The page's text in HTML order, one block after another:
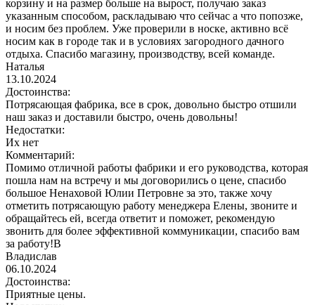
корзину и на размер больше на вырост, получаю заказ
указанным способом, раскладываю что сейчас а что попозже,
и носим без проблем. Уже проверили в носке, активно всё
носим как в городе так и в условиях загородного дачного
отдыха. Спасибо магазину, производству, всей команде.
Наталья
13.10.2024
Достоинства:
Потрясающая фабрика, все в срок, довольно быстро отшили
наш заказ и доставили быстро, очень довольны!
Недостатки:
Их нет
Комментарий:
Помимо отличной работы фабрики и его руководства, которая
пошла нам на встречу и мы договорились о цене, спасибо
большое Ненаховой Юлии Петровне за это, также хочу
отметить потрясающую работу менеджера Елены, звоните и
обращайтесь ей, всегда ответит и поможет, рекомендую
звонить для более эффективной коммуникации, спасибо вам
за работу!В
Владислав
06.10.2024
Достоинства:
Приятные цены.